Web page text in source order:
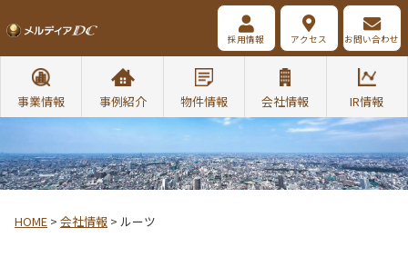
採用情報 アクセス お問い合わせ
事業情報 事例紹介 物件情報 会社情報 IR情報
HOME > 会社情報 > ルーツ